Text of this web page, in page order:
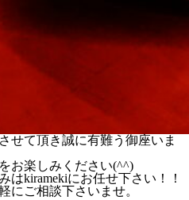
せて頂き誠に有難う御座いま
お楽しみください(^^)
はkiramekiにお任せ下さい！！
にご相談下さいませ。